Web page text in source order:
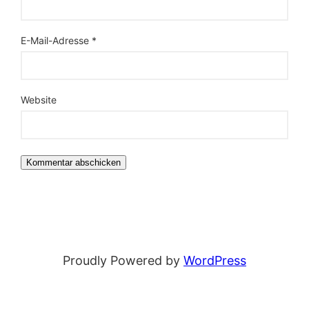
E-Mail-Adresse *
Website
Proudly Powered by WordPress